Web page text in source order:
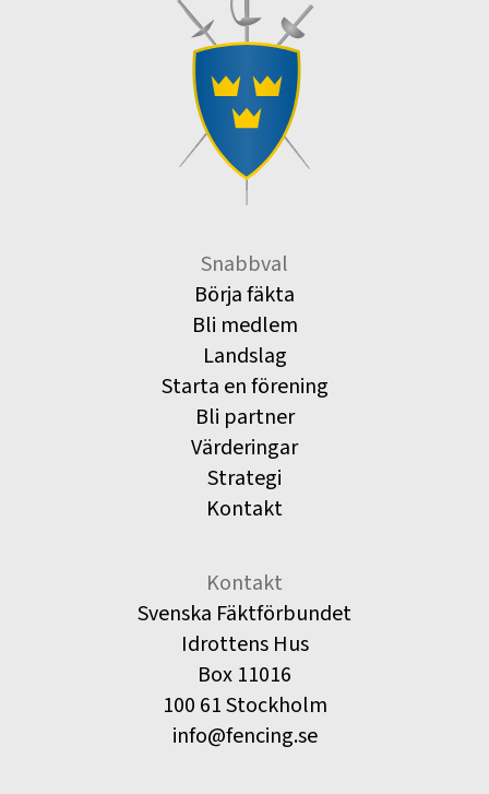
Snabbval
Börja fäkta
Bli medlem
Landslag
Starta en förening
Bli partner
Värderingar
Strategi
Kontakt
Kontakt
Svenska Fäktförbundet
Idrottens Hus
Box 11016
100 61 Stockholm
info@fencing.se